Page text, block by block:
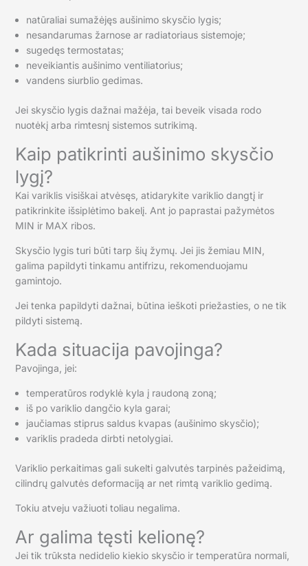
natūraliai sumažėjęs aušinimo skysčio lygis;
nesandarumas žarnose ar radiatoriaus sistemoje;
sugedęs termostatas;
neveikiantis aušinimo ventiliatorius;
vandens siurblio gedimas.
Jei skysčio lygis dažnai mažėja, tai beveik visada rodo
nuotėkį arba rimtesnį sistemos sutrikimą.
Kaip patikrinti aušinimo skysčio
lygį?
Kai variklis visiškai atvėsęs, atidarykite variklio dangtį ir
patikrinkite išsiplėtimo bakelį. Ant jo paprastai pažymėtos
MIN ir MAX ribos.
Skysčio lygis turi būti tarp šių žymų. Jei jis žemiau MIN,
galima papildyti tinkamu antifrizu, rekomenduojamu
gamintojo.
Jei tenka papildyti dažnai, būtina ieškoti priežasties, o ne tik
pildyti sistemą.
Kada situacija pavojinga?
Pavojinga, jei:
temperatūros rodyklė kyla į raudoną zoną;
iš po variklio dangčio kyla garai;
jaučiamas stiprus saldus kvapas (aušinimo skysčio);
variklis pradeda dirbti netolygiai.
Variklio perkaitimas gali sukelti galvutės tarpinės pažeidimą,
cilindrų galvutės deformaciją ar net rimtą variklio gedimą.
Tokiu atveju važiuoti toliau negalima.
Ar galima tęsti kelionę?
Jei tik trūksta nedidelio kiekio skysčio ir temperatūra normali,